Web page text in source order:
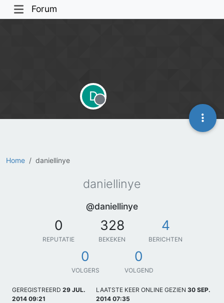
Forum
Home daniellinye
D
Offline
daniellinye
@daniellinye
0
REPUTATIE
328
BEKEKEN
4
BERICHTEN
0
VOLGERS
0
VOLGEND
GEREGISTREERD 29 JUL.
2014 09:21
LAATSTE KEER ONLINE GEZIEN 30 SEP.
2014 07:35